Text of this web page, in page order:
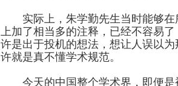
实际上，朱学勤先生当时能够在
上加了相当多的注释，已经不容易
许是出于投机的想法，想让人误以
许就是真不懂学术规范。
今天的中国整个学术界，即便是